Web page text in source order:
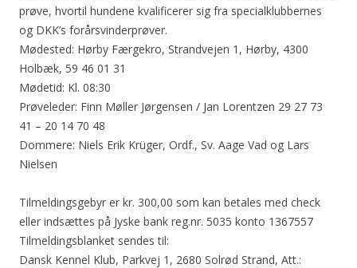
prøve, hvortil hundene kvalificerer sig fra specialklubbernes
og DKK’s forårsvinderprøver.
Mødested: Hørby Færgekro, Strandvejen 1, Hørby, 4300
Holbæk, 59 46 01 31
Mødetid: Kl. 08:30
Prøveleder: Finn Møller Jørgensen / Jan Lorentzen 29 27 73
41 – 20 14 70 48
Dommere: Niels Erik Krüger, Ordf., Sv. Aage Vad og Lars
Nielsen
Tilmeldingsgebyr er kr. 300,00 som kan betales med check
eller indsættes på Jyske bank reg.nr. 5035 konto 1367557
Tilmeldingsblanket sendes til:
Dansk Kennel Klub, Parkvej 1, 2680 Solrød Strand, Att.: